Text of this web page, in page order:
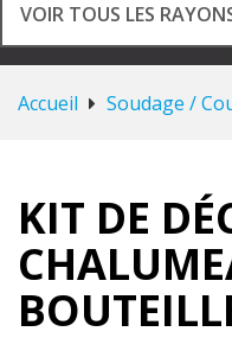
VOIR TOUS LES
Accueil Soudage /
KIT DE